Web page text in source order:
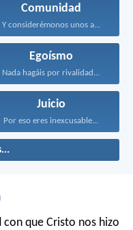
Comunidad
Y considerémonos unos a...
Egoísmo
Nada hagáis por rivalidad...
Juicio
Por eso eres inexcusable...
que Cristo nos hizo